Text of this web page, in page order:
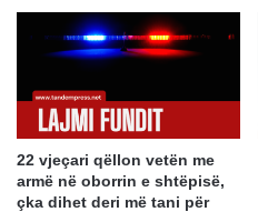
22 vjeçari qëllon vetën me
armë në oborrin e shtëpisë,
çka dihet deri më tani për